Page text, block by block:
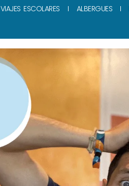
VIAJES ESCOLARES ALBERGUES